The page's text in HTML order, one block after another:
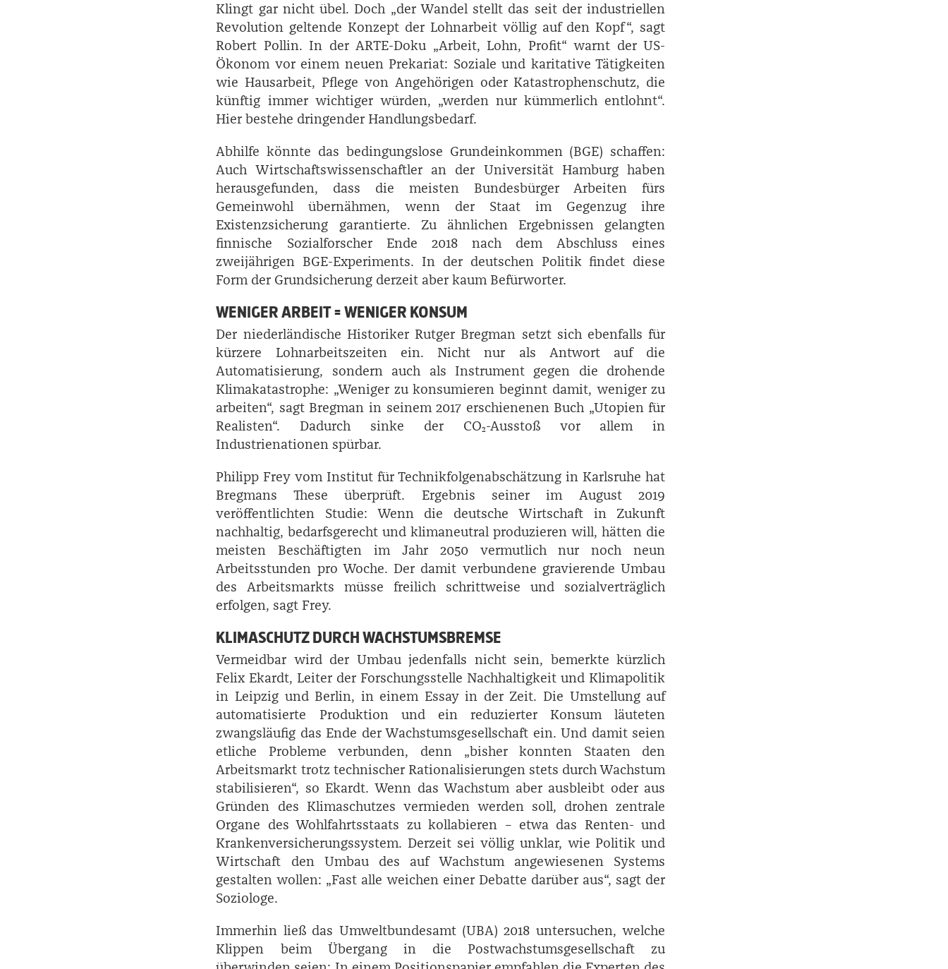
Klingt gar nicht übel. Doch „der Wandel stellt das seit der industriellen
Revolution geltende Konzept der Lohnarbeit völlig auf den Kopf“, sagt
Robert Pollin. In der ARTE-Doku „Arbeit, Lohn, Profit“ warnt der US-
Ökonom vor einem neuen Prekariat: Soziale und karitative Tätigkeiten
wie Hausarbeit, Pflege von Angehörigen oder Katastrophenschutz, die
künftig immer wichtiger würden, „werden nur kümmerlich entlohnt“.
Hier bestehe dringender Handlungsbedarf.
Abhilfe könnte das bedingungslose Grundeinkommen (BGE) schaffen:
Auch Wirtschaftswissenschaftler an der Universität Hamburg haben
herausgefunden, dass die meisten Bundesbürger Arbeiten fürs
Gemeinwohl übernähmen, wenn der Staat im Gegenzug ihre
Existenzsicherung garantierte. Zu ähnlichen Ergebnissen gelangten
finnische Sozialforscher Ende 2018 nach dem Abschluss eines
zweijährigen BGE-Experiments. In der deutschen Politik findet diese
Form der Grundsicherung derzeit aber kaum Befürworter.
WENIGER ARBEIT = WENIGER KONSUM
Der niederländische Historiker Rutger Bregman setzt sich ebenfalls für
kürzere Lohnarbeitszeiten ein. Nicht nur als Antwort auf die
Automatisierung, sondern auch als Instrument gegen die drohende
Klimakatastrophe: „Weniger zu konsumieren beginnt damit, weniger zu
arbeiten“, sagt Bregman in seinem 2017 erschienenen Buch „Utopien für
Realisten“. Dadurch sinke der CO₂-Ausstoß vor allem in
Industrienationen spürbar.
Philipp Frey vom Institut für Technikfolgenabschätzung in Karlsruhe hat
Bregmans These überprüft. Ergebnis seiner im August 2019
veröffentlichten Studie: Wenn die deutsche Wirtschaft in Zukunft
nachhaltig, bedarfsgerecht und klimaneutral produzieren will, hätten die
meisten Beschäftigten im Jahr 2050 vermutlich nur noch neun
Arbeitsstunden pro Woche. Der damit verbundene gravierende Umbau
des Arbeitsmarkts müsse freilich schrittweise und sozialverträglich
erfolgen, sagt Frey.
KLIMASCHUTZ DURCH WACHSTUMSBREMSE
Vermeidbar wird der Umbau jedenfalls nicht sein, bemerkte kürzlich
Felix Ekardt, Leiter der Forschungsstelle Nachhaltigkeit und Klimapolitik
in Leipzig und Berlin, in einem Essay in der Zeit. Die Umstellung auf
automatisierte Produktion und ein reduzierter Konsum läuteten
zwangsläufig das Ende der Wachstumsgesellschaft ein. Und damit seien
etliche Probleme verbunden, denn „bisher konnten Staaten den
Arbeitsmarkt trotz technischer Rationalisierungen stets durch Wachstum
stabilisieren“, so Ekardt. Wenn das Wachstum aber ausbleibt oder aus
Gründen des Klimaschutzes vermieden werden soll, drohen zentrale
Organe des Wohlfahrtsstaats zu kollabieren – etwa das Renten- und
Krankenversicherungssystem. Derzeit sei völlig unklar, wie Politik und
Wirtschaft den Umbau des auf Wachstum angewiesenen Systems
gestalten wollen: „Fast alle weichen einer Debatte darüber aus“, sagt der
Soziologe.
Immerhin ließ das Umweltbundesamt (UBA) 2018 untersuchen, welche
Klippen beim Übergang in die Postwachstumsgesellschaft zu